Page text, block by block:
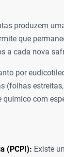
produzem
que
a cada nova
por
(folhas
com
(PCPI): Existe